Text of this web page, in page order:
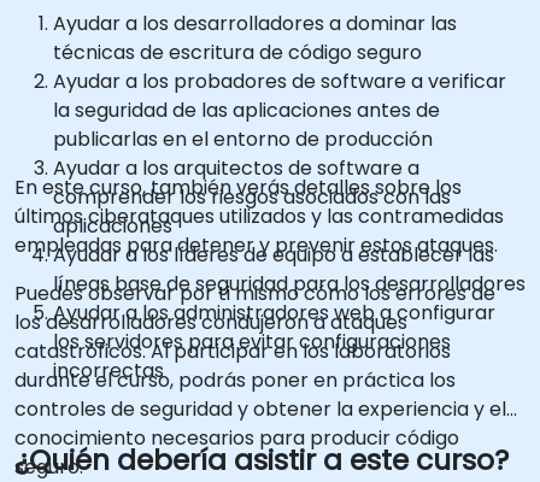
Ayudar a los desarrolladores a dominar las
técnicas de escritura de código seguro
Ayudar a los probadores de software a verificar
la seguridad de las aplicaciones antes de
publicarlas en el entorno de producción
Ayudar a los arquitectos de software a
comprender los riesgos asociados con las
aplicaciones
Ayudar a los líderes de equipo a establecer las
líneas base de seguridad para los desarrolladores
Ayudar a los administradores web a configurar
los servidores para evitar configuraciones
incorrectas
En este curso, también verás detalles sobre los
últimos ciberataques utilizados y las contramedidas
empleadas para detener y prevenir estos ataques.
Puedes observar por ti mismo cómo los errores de
los desarrolladores condujeron a ataques
catastróficos. Al participar en los laboratorios
durante el curso, podrás poner en práctica los
controles de seguridad y obtener la experiencia y el
conocimiento necesarios para producir código
seguro.
¿Quién debería asistir a este curso?